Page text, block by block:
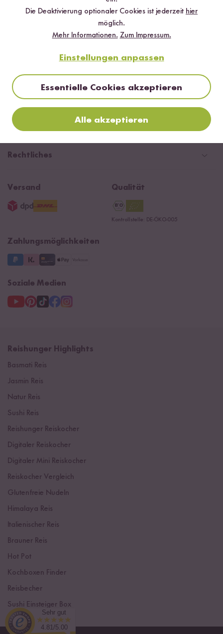
Land ändern
Schweiz
Österreich
Help Center & FAQ
Versand
Zahlarten
Gutschein
Kontaktformular
Reishunger
Newsletter
Magazin & News
Navacopah
15 Jahre Reishunger
Geschäftliches
Social Media Kooperationen
B2B
Jobs
Rechtliches
Datenschutzerklärung
3 Jahre Garantie
Versand Qualität
Kontrollstelle: DE-ÖKO-005
Zahlungsmöglichkeiten
Soziale Medien
Reishunger Highlights
Basmati Reis
Jasmin Reis
Natur Reis
Sushi Reis
Reishunger Reiskocher
Digitaler Reiskocher
Digitaler Mini Reiskocher
Reiskocher Vergleich
Glutenfreie Nudeln
Himalaya Reis
Italienischer Reis
Brauner Reis
Hot Pot
Kochboxen Finder
Reisbecher
Sushi Einsteiger Box
Die Deaktivierung optionaler Cookies ist jederzeit hier
möglich.
Mehr Informationen. Zum Impressum.
Einstellungen anpassen
Essentielle Cookies akzeptieren
Alle akzeptieren
Sehr gut
4.81/5.00